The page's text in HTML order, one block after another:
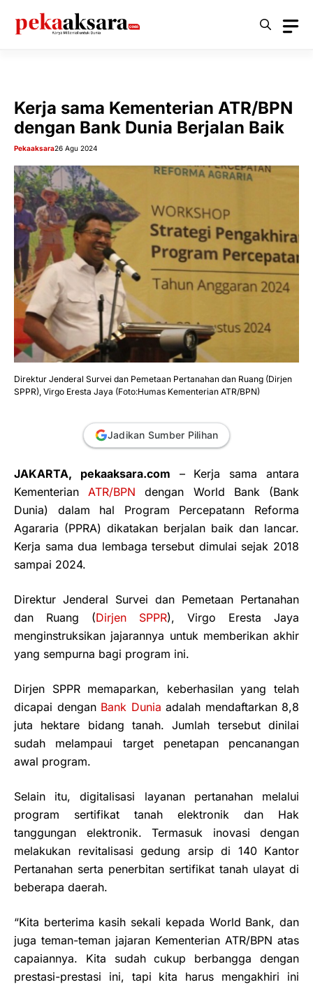
Kerja sama Kementerian ATR/BPN
dengan Bank Dunia Berjalan Baik
Pekaaksara26 Agu 2024
Direktur Jenderal Survei dan Pemetaan Pertanahan dan Ruang (Dirjen
SPPR), Virgo Eresta Jaya (Foto:Humas Kementerian ATR/BPN)
Jadikan Sumber Pilihan
JAKARTA, pekaaksara.com – Kerja sama antara
KementerianATR/BPN dengan World Bank (Bank
Dunia) dalam hal Program Percepatann Reforma
Agararia (PPRA) dikatakan berjalan baik dan lancar.
Kerja sama dua lembaga tersebut dimulai sejak 2018
sampai 2024.
Direktur Jenderal Survei dan Pemetaan Pertanahan
dan Ruang (Dirjen SPPR), Virgo Eresta Jaya
menginstruksikan jajarannya untuk memberikan akhir
yang sempurna bagi program ini.
Dirjen SPPR memaparkan, keberhasilan yang telah
dicapai dengan Bank Dunia adalah mendaftarkan 8,8
juta hektare bidang tanah. Jumlah tersebut dinilai
sudah melampaui target penetapan pencanangan
awal program.
Selain itu, digitalisasi layanan pertanahan melalui
program sertifikat tanah elektronik dan Hak
tanggungan elektronik. Termasuk inovasi dengan
melakukan revitalisasi gedung arsip di 140 Kantor
Pertanahan serta penerbitan sertifikat tanah ulayat di
beberapa daerah.
“Kita berterima kasih sekali kepada World Bank, dan
juga teman-teman jajaran Kementerian ATR/BPN atas
capaiannya. Kita sudah cukup berbangga dengan
prestasi-prestasi ini, tapi kita harus mengakhiri ini